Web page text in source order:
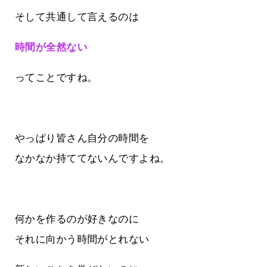
そして共通して言えるのは
時間が全然ない
ってことですね。
やっぱり皆さん自分の時間を
なかなか持ててないんですよね。
何かを作るのが好きなのに
それに向かう時間がとれない